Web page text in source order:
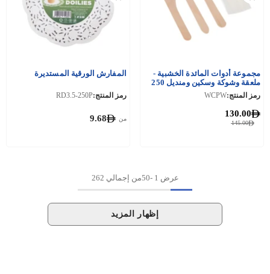
مجموعة أدوات المائدة الخشبية -
ملعقة وشوكة وسكين ومنديل 250
قطعة
رمز المنتج:WCPW
145.00
130.00
المفارش الورقية المستديرة
رمز المنتج:RD3.5-250P
من 9.68
عرض 1
-
50من إجمالي 262
إظهار المزيد